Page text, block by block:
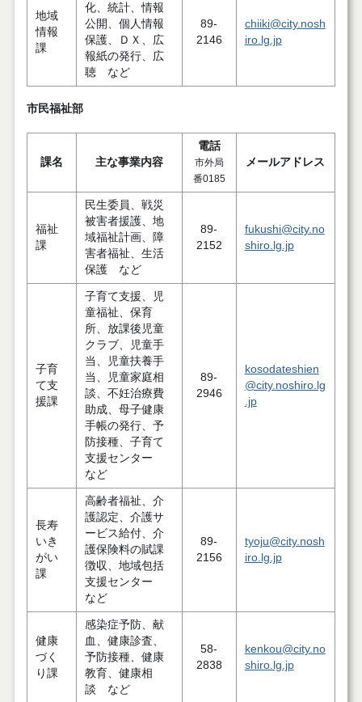
地域
情報
課
化、統計、情報
公開、個人情報
保護、ＤＸ、広
報紙の発行、広
聴 など
89-
2146
chiiki@city.nosh
iro.lg.jp
市民福祉部
課名 主な事業内容
電話
市外局
番0185
メールアドレス
福祉
課
民生委員、戦災
被害者援護、地
域福祉計画、障
害者福祉、生活
保護 など
89-
2152
fukushi@city.no
shiro.lg.jp
子育
て支
援課
子育て支援、児
童福祉、保育
所、放課後児童
クラブ、児童手
当、児童扶養手
当、児童家庭相
談、不妊治療費
助成、母子健康
手帳の発行、予
防接種、子育て
支援センター
など
89-
2946
kosodateshien
@city.noshiro.lg
.jp
長寿
いき
がい
課
高齢者福祉、介
護認定、介護サ
ービス給付、介
護保険料の賦課
徴収、地域包括
支援センター
など
89-
2156
tyoju@city.nosh
iro.lg.jp
健康
づく
り課
感染症予防、献
血、健康診査、
予防接種、健康
教育、健康相
談 など
58-
2838
kenkou@city.no
shiro.lg.jp